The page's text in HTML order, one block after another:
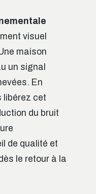
visuel
maison
un signal
En
libérez cet
du bruit
de qualité et
le retour à la